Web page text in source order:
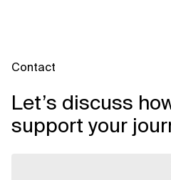
Contact
Let’s discuss
support your